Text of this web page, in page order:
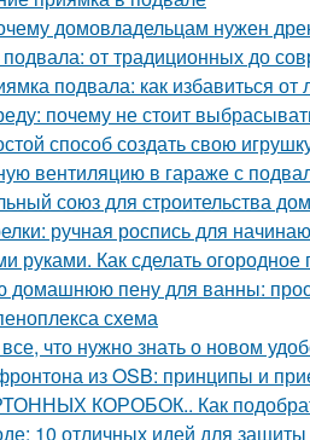
домовладельцам нужен
от традиционных до
подвала: как избавиться
почему не стоит
способ создать свою
вентиляцию в гараже с
союз для строительства
ручная роспись для
руками. Как сделать
домашнюю пену для ванны:
схема
что нужно знать о новом
из OSB: принципы и
КОРОБОК.. Как
10 отличных идей для